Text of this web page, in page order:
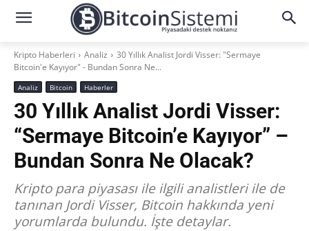
Kripto Haberleri Analiz
30 Yıllık Analist Jordi Visser: "Sermaye
Bitcoin'e Kayıyor" - Bundan Sonra Ne...
Analiz Bitcoin Haberler
30 Yıllık Analist Jordi Visser:
“Sermaye Bitcoin’e Kayıyor” –
Bundan Sonra Ne Olacak?
Kripto para piyasası ile ilgili analistleri ile de
tanınan Jordi Visser, Bitcoin hakkında yeni
yorumlarda bulundu. İşte detaylar.